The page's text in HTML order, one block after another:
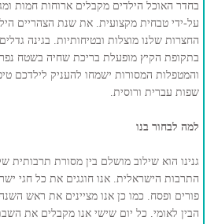
בחדר האוכל הילדים מקבלים ארוחות חמות
על-ידי טבחית מקצועית. את שנת הצהריים
החצרות שלנו מוצלות ובטיחותיות. בגינה
בתקופת הקיץ מופעלת בריכת שחיה בשטח
והמטפלות המסורות ישמחו להעניק לילדכם
שפות עברית ורוסית.
למה לבחור בנו
גנינו הוא שילוב מושלם בין מסורת תרבותית
התרבות הישראלית. אנו חוגגים את כל חגי
פורים ופסח. כמו כן אנו מציינים את ראש
הבין לאומי. כל יום שישי אנו מקבלים את